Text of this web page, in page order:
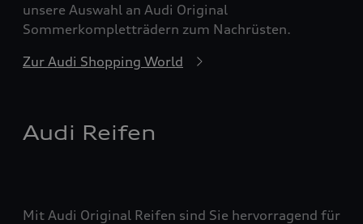
unsere Auswahl an Audi Original
Sommerkompletträdern zum Nachrüsten.
Zur Audi Shopping World
Audi Reifen
Mit Audi Original Reifen sind Sie hervorragend für